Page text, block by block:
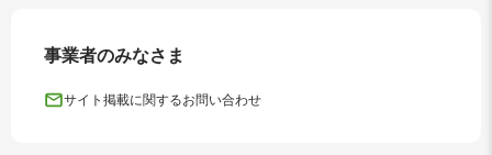
事業者のみなさま
サイト掲載に関するお問い合わせ